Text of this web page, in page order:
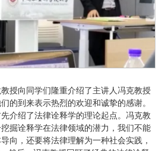
授向同学们隆重介绍了主讲人冯克教授
的到来表示热烈的欢迎和诚挚的感谢。
介绍了法律诠释学的理论起点。冯克教
掘诠释学在法律领域的潜力，我们不能
向，还要将法律理解为一种社会实践，